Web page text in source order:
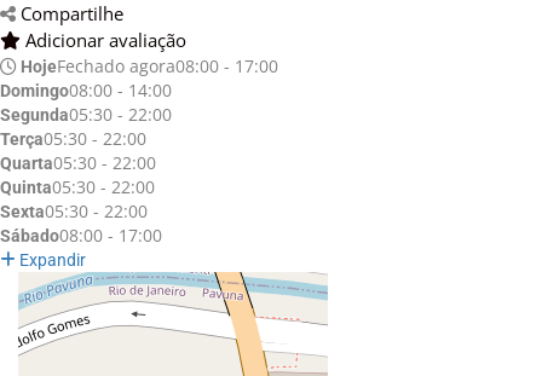
Compartilhe
Adicionar avaliação
HojeFechado agora08:00 - 17:00
Domingo08:00 - 14:00
Segunda05:30 - 22:00
Terça05:30 - 22:00
Quarta05:30 - 22:00
Quinta05:30 - 22:00
Sexta05:30 - 22:00
Sábado08:00 - 17:00
Expandir